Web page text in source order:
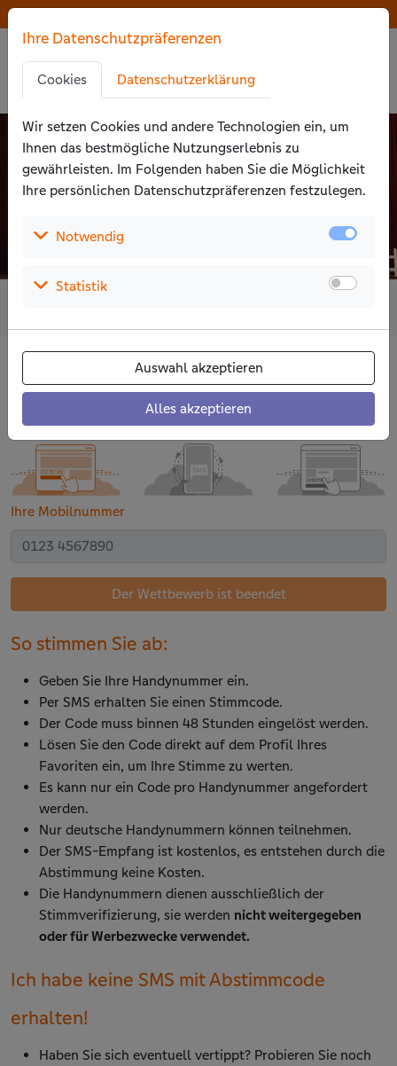
Zu den Hauptinhalten springenDer Wettbewerb ist beendet
Der Wettbewerb ist beendet
14
Eine Stimme abgeben
Ihrem Favoriten eine Stimme geben!
Ihre Mobilnummer
Der Wettbewerb ist beendet
So stimmen Sie ab:
Geben Sie Ihre Handynummer ein.
Per SMS erhalten Sie einen Stimmcode.
Der Code muss binnen 48 Stunden eingelöst werden.
Lösen Sie den Code direkt auf dem Profil Ihres
Favoriten ein, um Ihre Stimme zu werten.
Es kann nur ein Code pro Handynummer angefordert
werden.
Nur deutsche Handynummern können teilnehmen.
Der SMS-Empfang ist kostenlos, es entstehen durch die
Abstimmung keine Kosten.
Die Handynummern dienen ausschließlich der
Stimmverifizierung, sie werden nicht weitergegeben
oder für Werbezwecke verwendet.
Ich habe keine SMS mit Abstimmcode
erhalten!
Haben Sie sich eventuell vertippt? Probieren Sie noch
Zu den Cookie-Einstellungen springen
Zur Privatssphäreerklärung springen
Ihre Datenschutzpräferenzen
Cookies Datenschutzerklärung
Wir setzen Cookies und andere Technologien ein, um
Ihnen das bestmögliche Nutzungs­erlebnis zu
gewährleisten. Im Folgenden haben Sie die Möglichkeit
Ihre persönlichen Daten­schutz­präferenzen festzulegen.
Notwendig(Auswählen um die Details aufzuklappen)
Statistik(Auswählen um die Details aufzuklappen)
Auswahl akzeptieren
Alles akzeptieren